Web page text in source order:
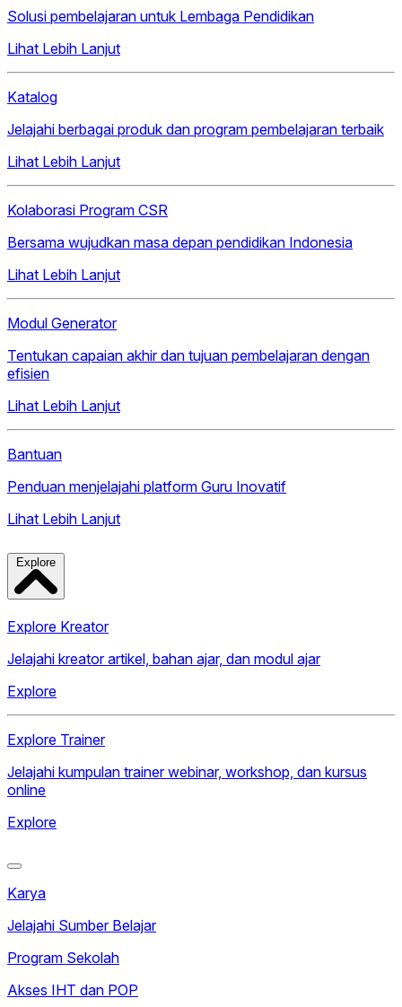
Solusi pembelajaran untuk Lembaga Pendidikan
Lihat Lebih Lanjut
Katalog
Jelajahi berbagai produk dan program pembelajaran terbaik
Lihat Lebih Lanjut
Kolaborasi Program CSR
Bersama wujudkan masa depan pendidikan Indonesia
Lihat Lebih Lanjut
Modul Generator
Tentukan capaian akhir dan tujuan pembelajaran dengan
efisien
Lihat Lebih Lanjut
Bantuan
Penduan menjelajahi platform Guru Inovatif
Lihat Lebih Lanjut
Explore
Explore Kreator
Jelajahi kreator artikel, bahan ajar, dan modul ajar
Explore
Explore Trainer
Jelajahi kumpulan trainer webinar, workshop, dan kursus
online
Explore
Karya
Jelajahi Sumber Belajar
Program Sekolah
Akses IHT dan POP